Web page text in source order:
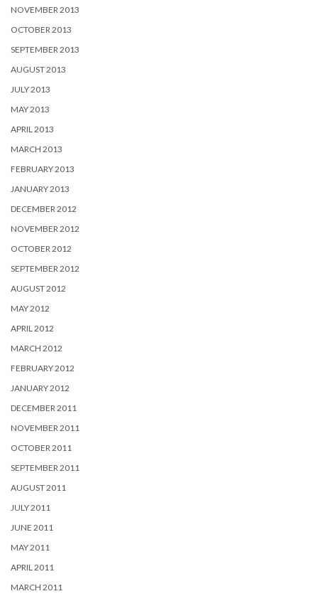
NOVEMBER 2013
OCTOBER 2013
SEPTEMBER 2013
AUGUST 2013
JULY 2013
MAY 2013
APRIL 2013
MARCH 2013
FEBRUARY 2013
JANUARY 2013
DECEMBER 2012
NOVEMBER 2012
OCTOBER 2012
SEPTEMBER 2012
AUGUST 2012
MAY 2012
APRIL 2012
MARCH 2012
FEBRUARY 2012
JANUARY 2012
DECEMBER 2011
NOVEMBER 2011
OCTOBER 2011
SEPTEMBER 2011
AUGUST 2011
JULY 2011
JUNE 2011
MAY 2011
APRIL 2011
MARCH 2011